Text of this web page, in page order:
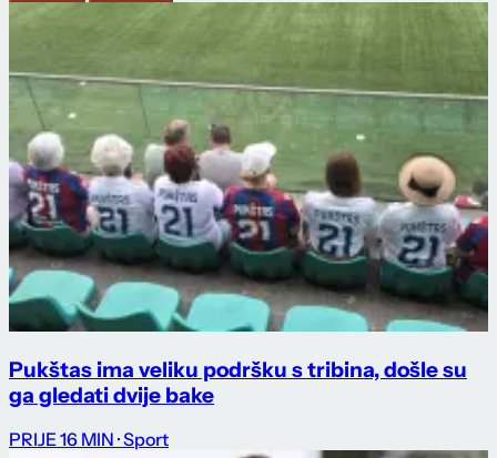
Pukštas ima veliku podršku s tribina, došle su
ga gledati dvije bake
PRIJE 16 MIN · Sport